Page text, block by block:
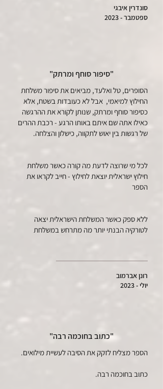
סונדרין איבגי
ספטמבר - 2023
"סיפור סוחף ומרתק"
הסופרים, טל ואלעד, מביאים את סיפור משלחת
החילוץ למיאמי, אבל לא כעובדות בשטח, אלא
כסיפור סוחף ומרתק, שנותן לקורא את ההרגשה
כאילו אתה שם איתם באותו הרגע - רכבת ההרים
של רגשות בין יאוש לתקווה, כישלון והצלחה.
לכל מי שרוצה לדעת מה קורה כאשר משלחת
חילוץ ישראלית יוצאת לחילוץ - חייב לקראו את
הספר
ללא ספק כאשר המשלחת הישראלית יצאה
לטורקיה הבנתי יותר מה מתרחש במשלחת
רונן אברמוב
יולי - 2023
"כתוב בחוכמה רבה"
הספר מצליח לזקק את הסיבה לעשיית מילואים.
כתוב בחוכמה רבה.